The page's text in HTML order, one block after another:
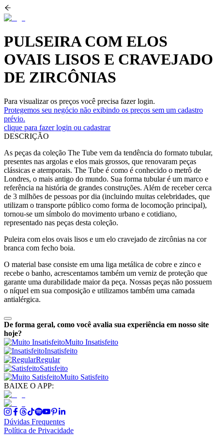
PULSEIRA COM ELOS
OVAIS LISOS E CRAVEJADO
DE ZIRCÔNIAS
Para visualizar os preços você precisa fazer login.
Protegemos seu negócio não exibindo os preços sem um cadastro
prévio.
clique para fazer login ou cadastrar
DESCRIÇÃO
As peças da coleção The Tube vem da tendência do formato tubular,
presentes nas argolas e elos mais grossos, que renovaram peças
clássicas e atemporais. The Tube é como é conhecido o metrô de
Londres, o mais antigo do mundo. Sua forma tubular é um marco e
referência na história de grandes construções. Além de receber cerca
de 3 milhões de pessoas por dia (incluindo muitas celebridades, que
utilizam o transporte público como forma de locomoção principal),
tornou-se um símbolo do movimento urbano e cotidiano,
representado nas peças desta coleção.
Puleira com elos ovais lisos e um elo cravejado de zircônias na cor
branca com fecho boia.
O material base consiste em uma liga metálica de cobre e zinco e
recebe o banho, acrescentamos também um verniz de proteção que
garante uma durabilidade maior da peça. Nossas peças não possuem
o níquel em sua composição e utilizamos também uma camada
antialérgica.
De forma geral, como você avalia sua experiência em nosso site
hoje?
Muito Insatisfeito
Insatisfeito
Regular
Satisfeito
Muito Satisfeito
BAIXE O APP:
Dúvidas Frequentes
Política de Privacidade